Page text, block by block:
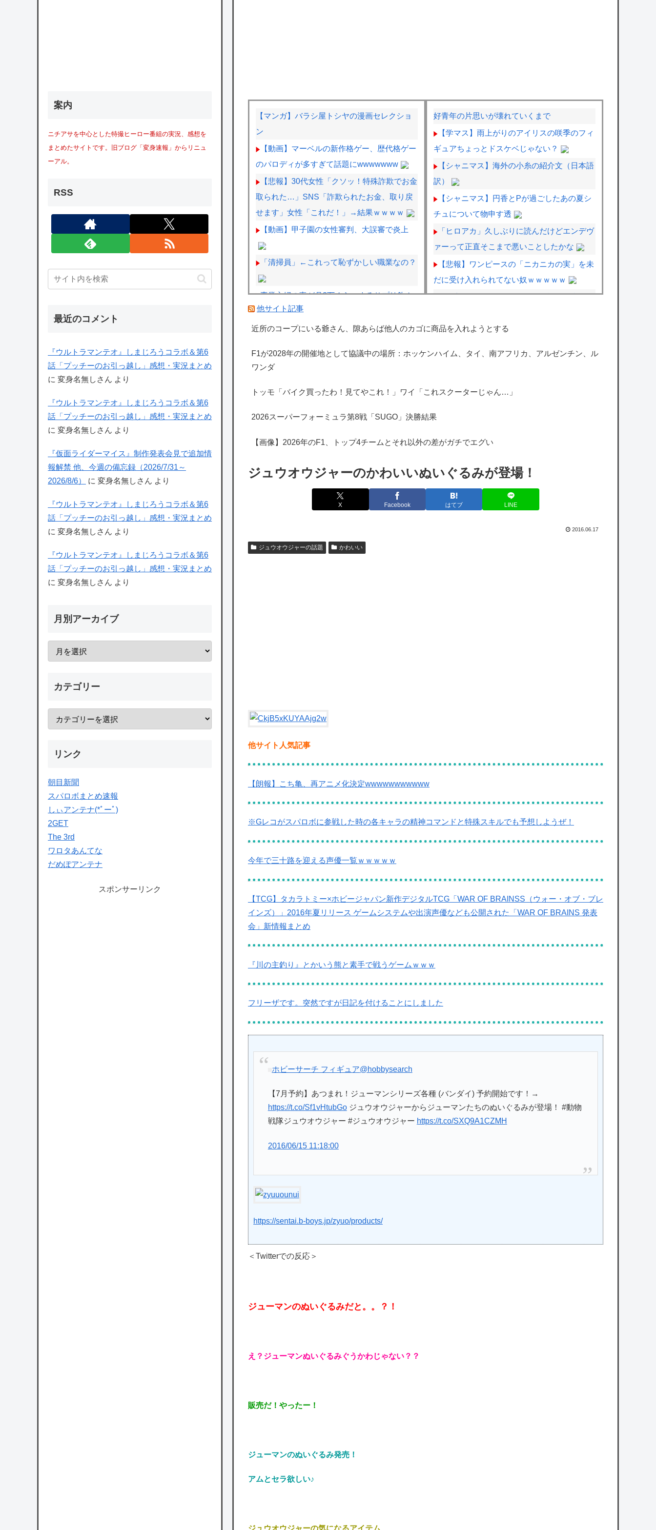
【マンガ】バラシ屋トシヤの漫画セレクショ
ン
【動画】マーベルの新作格ゲー、歴代格ゲー
のパロディが多すぎて話題にwwwwwww
【悲報】30代女性「クソッ！特殊詐欺でお金
取られた…」SNS「詐欺られたお金、取り戻
せます」女性「これだ！」→結果ｗｗｗｗ
【動画】甲子園の女性審判、大誤審で炎上
「清掃員」←これって恥ずかしい職業なの？
専業主婦の妻が月3万ぐらいするサプリ飲ん
どるんやが
韓国人、登山しまくっていた…国民の３５％
海外「日本は特別！」日本の地震支援を申し
の為替介入再びで海外が大騒ぎ
のは韓国人である理由がこちら…」→「日本
も感謝してるらしい…（ﾌﾞﾙﾌﾞﾙ」＝韓国の反
衝撃
でやる隊はそれぞれどの位いるんだろうか特
Powered by livedoor 相互RSS
好青年の片思いが壊れていくまで
【学マス】雨上がりのアイリスの咲季のフィ
ギュアちょっとドスケベじゃない？
【シャニマス】海外の小糸の紹介文（日本語
訳）
【シャニマス】円香とPが過ごしたあの夏シ
チュについて物申す透
「ヒロアカ」久しぶりに読んだけどエンデヴ
ァーって正直そこまで悪いことしたかな
【悲報】ワンピースの「ニカニカの実」を未
だに受け入れられてない奴ｗｗｗｗｗ
漫画家「ラストまでガチガチに話作り込んで
由！！
かぐや様をぶん回すも吸われて絶望 ← 初ヴヴ
店！ライバル店の登場に何も起こらないわけ
【ホロライブ】メイドインアビスまじか、カ
リオペすげえな
【艦これ】E5ってゴトとグロワールどっち
他サイト記事
近所のコープにいる爺さん、隙あらば他人のカゴに商品を入れようとする
F1が2028年の開催地として協議中の場所：ホッケンハイム、タイ、南アフリカ、アルゼンチン、ル
ワンダ
トッモ「バイク買ったわ！見てやこれ！」ワイ「これスクーターじゃん…」
2026スーパーフォーミュラ第8戦「SUGO」決勝結果
【画像】2026年のF1、トップ4チームとそれ以外の差がガチでエグい
ジュウオウジャーのかわいいぬいぐるみが登場！
X Facebook はてブ LINE
2016.06.17
ジュウオウジャーの話題 かわいい
他サイト人気記事
【朗報】こち亀、再アニメ化決定wwwwwwwwwww
※Gレコがスパロボに参戦した時の各キャラの精神コマンドと特殊スキルでも予想しようぜ！
今年で三十路を迎える声優一覧ｗｗｗｗｗ
【TCG】タカラトミー×ホビージャパン新作デジタルTCG「WAR OF BRAINSS（ウォー・オブ・ブレ
インズ）」2016年夏リリース ゲームシステムや出演声優なども公開された「WAR OF BRAINS 発表
会」新情報まとめ
『川の主釣り』とかいう熊と素手で戦うゲームｗｗｗ
フリーザです。突然ですが日記を付けることにしました
ホビーサーチ フィギュア@hobbysearch
【7月予約】あつまれ！ジューマンシリーズ各種 (バンダイ) 予約開始です！→
https://t.co/Sf1vHtubGoジュウオウジャーからジューマンたちのぬいぐるみが登場！ #動物
戦隊ジュウオウジャー #ジュウオウジャー https://t.co/SXQ9A1CZMH
2016/06/15 11:18:00
https://sentai.b-boys.jp/zyuo/products/
＜Twitterでの反応＞
ジューマンのぬいぐるみだと。。？！
え？ジューマンぬいぐるみぐうかわじゃない？？
販売だ！やったー！
ジューマンのぬいぐるみ発売！
アムとセラ欲しい♪
ジュウオウジャーの気になるアイテム
案内
ニチアサを中心とした特撮ヒーロー番組の実況、感想を
まとめたサイトです。旧ブログ「変身速報」からリニュ
ーアル。
RSS
最近のコメント
『ウルトラマンテオ』しまじろうコラボ＆第6
話「プッチーのお引っ越し」感想・実況まとめ
に 変身名無しさん より
『ウルトラマンテオ』しまじろうコラボ＆第6
話「プッチーのお引っ越し」感想・実況まとめ
に 変身名無しさん より
『仮面ライダーマイス』制作発表会見で追加情
報解禁 他、今週の備忘録（2026/7/31～
2026/8/6）
に 変身名無しさん より
『ウルトラマンテオ』しまじろうコラボ＆第6
話「プッチーのお引っ越し」感想・実況まとめ
に 変身名無しさん より
『ウルトラマンテオ』しまじろうコラボ＆第6
話「プッチーのお引っ越し」感想・実況まとめ
に 変身名無しさん より
月別アーカイブ
カテゴリー
リンク
朝目新聞
スパロボまとめ速報
しぃアンテナ(*ﾟーﾟ)
2GET
The 3rd
ワロタあんてな
だめぽアンテナ
スポンサーリンク